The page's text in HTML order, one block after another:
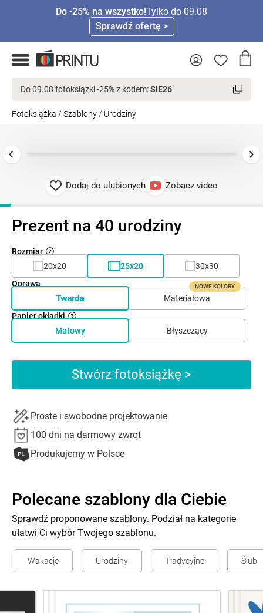
Do -25% na wszystko!Tylko do 09.08
Sprawdź ofertę >
Do 09.08 fotoksiążki -25% z kodem:SIE26
Fotoksiążka / Szablony / Urodziny
Dodaj do ulubionych Zobacz video
Prezent na 40 urodziny
Rozmiar
20x20
25x20
30x30
Oprawa
Twarda
Materiałowa
NOWE KOLORY
Papier okładki
Matowy
Błyszczący
Stwórz fotoksiążkę >
Proste i swobodne projektowanie
100 dni na darmowy zwrot
Produkujemy w Polsce
Polecane szablony dla Ciebie
Sprawdź proponowane szablony. Podział na kategorie
ułatwi Ci wybór Twojego szablonu.
Wakacje Urodziny Tradycyjne Ślub